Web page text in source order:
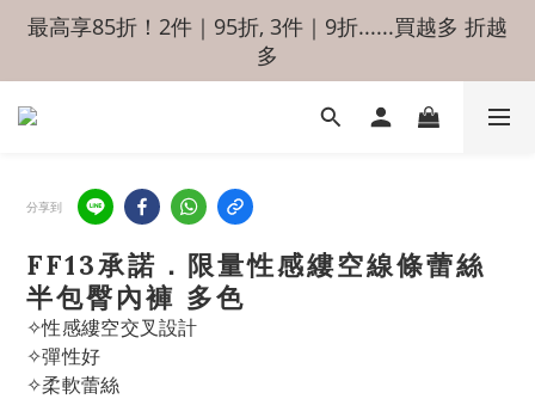
最高享85折！2件｜95折, 3件｜9折......買越多 折越
多
分享到
FF13承諾．限量性感縷空線條蕾絲
半包臀內褲 多色
✧性感縷空交叉設計
✧彈性好
✧柔軟蕾絲